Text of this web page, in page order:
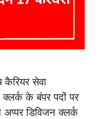
सेवा
क्लर्क के बंपर पदों पर
डिविजन क्लर्क